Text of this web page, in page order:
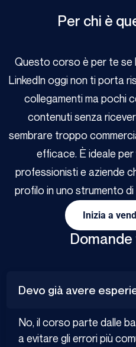
Per chi è
Questo corso è per te se
LinkedIn oggi non ti porta
collegamenti ma pochi
contenuti senza
sembrare troppo
efficace. È ideale
professionisti e aziende
profilo in uno strumento
Inizia a
Devo già avere
No, il corso parte dalle
a evitare gli errori più